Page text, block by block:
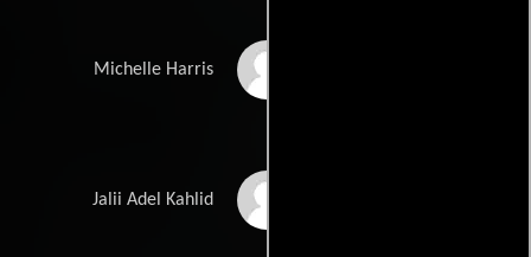
Michelle Harris
Jalii Adel Kahlid